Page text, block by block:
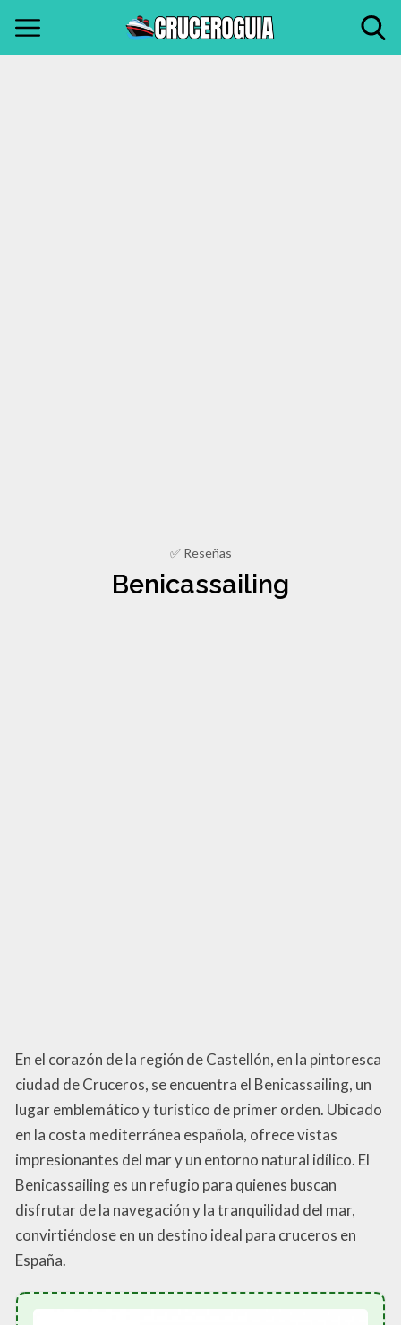
✅ Reseñas
Benicassailing
En el corazón de la región de Castellón, en la pintoresca
ciudad de Cruceros, se encuentra el Benicassailing, un
lugar emblemático y turístico de primer orden. Ubicado
en la costa mediterránea española, ofrece vistas
impresionantes del mar y un entorno natural idílico. El
Benicassailing es un refugio para quienes buscan
disfrutar de la navegación y la tranquilidad del mar,
convirtiéndose en un destino ideal para cruceros en
España.